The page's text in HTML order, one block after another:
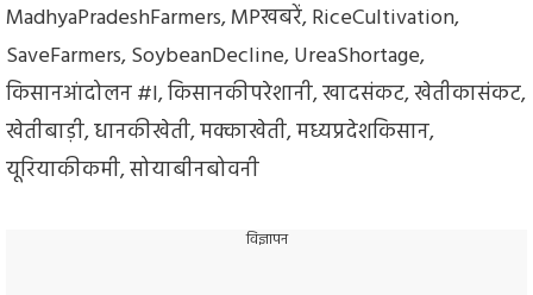
MadhyaPradeshFarmers,MPखबरें,RiceCultivation,
SaveFarmers,SoybeanDecline,UreaShortage,
किसानआंदोलन #l,किसानकीपरेशानी,खादसंकट,खेतीकासंकट,
खेतीबाड़ी,धानकीखेती,मक्काखेती,मध्यप्रदेशकिसान,
यूरियाकीकमी,सोयाबीनबोवनी
विज्ञापन